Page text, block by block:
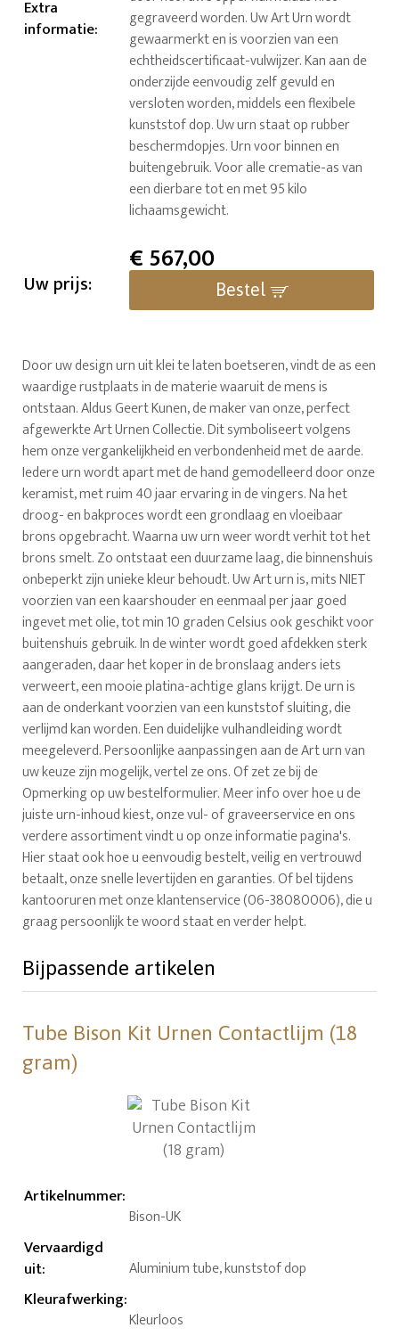
Extra
informatie:
gegraveerd worden. Uw Art Urn wordt
gewaarmerkt en is voorzien van een
echtheidscertificaat-vulwijzer. Kan aan de
onderzijde eenvoudig zelf gevuld en
versloten worden, middels een flexibele
kunststof dop. Uw urn staat op rubber
beschermdopjes. Urn voor binnen en
buitengebruik. Voor alle crematie-as van
een dierbare tot en met 95 kilo
lichaamsgewicht.
Uw prijs:
€567,00
Bestel
Door uw design urn uit klei te laten boetseren, vindt de as een
waardige rustplaats in de materie waaruit de mens is
ontstaan. Aldus Geert Kunen, de maker van onze, perfect
afgewerkte Art Urnen Collectie. Dit symboliseert volgens
hem onze vergankelijkheid en verbondenheid met de aarde.
Iedere urn wordt apart met de hand gemodelleerd door onze
keramist, met ruim 40 jaar ervaring in de vingers. Na het
droog- en bakproces wordt een grondlaag en vloeibaar
brons opgebracht. Waarna uw urn weer wordt verhit tot het
brons smelt. Zo ontstaat een duurzame laag, die binnenshuis
onbeperkt zijn unieke kleur behoudt. Uw Art urn is, mits NIET
voorzien van een kaarshouder en eenmaal per jaar goed
ingevet met olie, tot min 10 graden Celsius ook geschikt voor
buitenshuis gebruik. In de winter wordt goed afdekken sterk
aangeraden, daar het koper in de bronslaag anders iets
verweert, een mooie platina-achtige glans krijgt. De urn is
aan de onderkant voorzien van een kunststof sluiting, die
verlijmd kan worden. Een duidelijke vulhandleiding wordt
meegeleverd. Persoonlijke aanpassingen aan de Art urn van
uw keuze zijn mogelijk, vertel ze ons. Of zet ze bij de
Opmerking op uw bestelformulier. Meer info over hoe u de
juiste urn-inhoud kiest, onze vul- of graveerservice en ons
verdere assortiment vindt u op onze informatie pagina's.
Hier staat ook hoe u eenvoudig bestelt, veilig en vertrouwd
betaalt, onze snelle levertijden en garanties. Of bel tijdens
kantooruren met onze klantenservice (06-38080006), die u
graag persoonlijk te woord staat en verder helpt.
Bijpassende artikelen
Tube Bison Kit Urnen Contactlijm (18
gram)
Artikelnummer:
Bison-UK
Vervaardigd
uit: Aluminium tube, kunststof dop
Kleurafwerking:
Kleurloos